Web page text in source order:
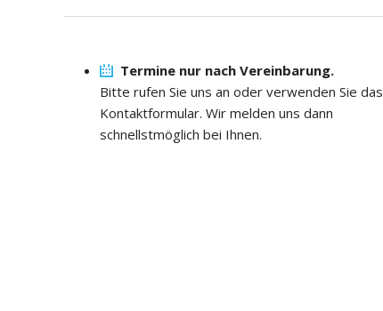
Termine nur nach Vereinbarung.
Bitte rufen Sie uns an oder verwenden Sie das
Kontaktformular. Wir melden uns dann
schnellstmöglich bei Ihnen.